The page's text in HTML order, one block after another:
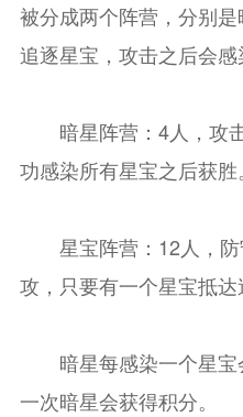
被分成两个阵营，分别
追逐星宝，攻击之后会感
暗星阵营：4人，攻
功感染所有星宝之后获胜。
星宝阵营：12人，防
攻，只要有一个星宝抵达
暗星每感染一个星宝
一次暗星会获得积分。